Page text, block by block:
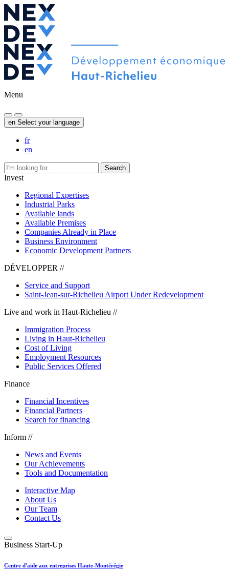
Menu
en Select your language
fr
en
Search
Invest
Regional Expertises
Industrial Parks
Available lands
Available Premises
Companies Already in Place
Business Environment
Economic Development Partners
DÉVELOPPER //
Service and Support
Saint-Jean-sur-Richelieu Airport Under Redevelopment
Live and work in Haut-Richelieu //
Immigration Process
Living in Haut-Richelieu
Cost of Living
Employment Resources
Public Services Offered
Finance
Financial Incentives
Financial Partners
Search for financing
Inform //
News and Events
Our Achievements
Tools and Documentation
Interactive Map
About Us
Our Team
Contact Us
Business Start-Up
Centre d'aide aux entreprises Haute-Montérégie